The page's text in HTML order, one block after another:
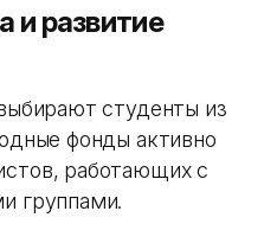
и развитие
студенты из
фонды активно
работающих с
группами.